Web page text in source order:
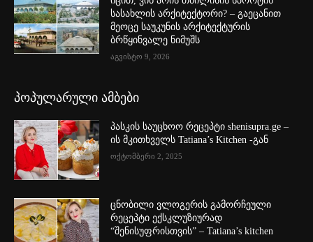
სასახლის არქიტექტორი? – გაეცანით
მეოცე საუკუნის არქიტექტურის
ბრწყინვალე ნიმუშს
აგვისტო 9, 2026
პოპულარული ამბები
პასკის საუცხოო რეცეპტი shenisupra.ge –
ის მკითხველს Tatiana’s Kitchen -გან
ოქტომბერი 2, 2025
ცნობილი ვლოგერის გამორჩეული
რეცეპტი ექსკლუზიურად
“შენისუფრისთვის” – Tatiana’s kitchen